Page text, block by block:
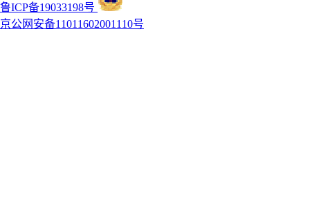
鲁ICP备19033198号
京公网安备11011602001110号